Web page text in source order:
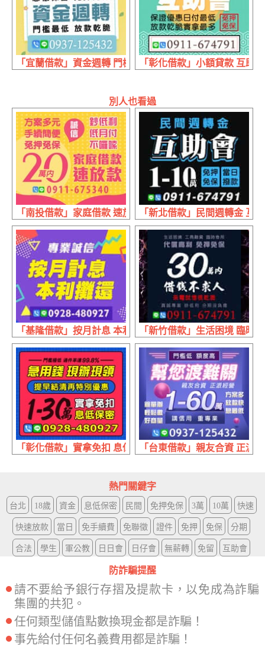
「宜蘭借款」資金週轉 門檻最低放款乾脆 | 1~50萬 息低保
「彰化借款」小額貸款 互助
別人也看過
「南投借款」家庭借款 速放款 | 20萬內 低月付不囉嗦
「新北借款」民間週轉金 互
「基隆借款」按月計息 本利攤還 | 專業誠信「新竹借款」生活困境 臨時
「彰化借款」實拿免扣 息低保密 | 1~30萬 急用錢現辦現領
「台東借款」親友合資 正派
熱門關鍵字
台北 18歲 資金 息低保密 民間 免押免保 3萬 10萬 快速
快速放款 當日 免手續費 免聯徵 證件 免押 免保 分期
合法 學生 軍公教 日日會 日仔會 無薪轉 免留 互助會
防詐騙提醒
請不要給予銀行存摺及提款卡，以免成為詐騙
集團的共犯。
任何類型儲值點數換現金都是詐騙！
事先給付任何名義費用都是詐騙！